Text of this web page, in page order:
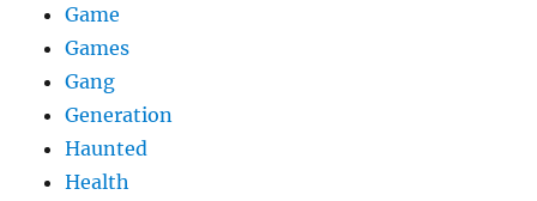
Game
Games
Gang
Generation
Haunted
Health